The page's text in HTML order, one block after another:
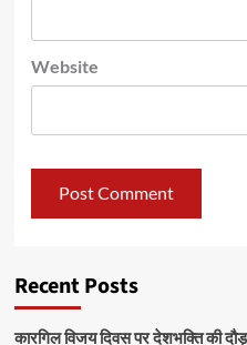
Website
Recent Posts
कारगिल विजय दिवस पर देशभक्ति की